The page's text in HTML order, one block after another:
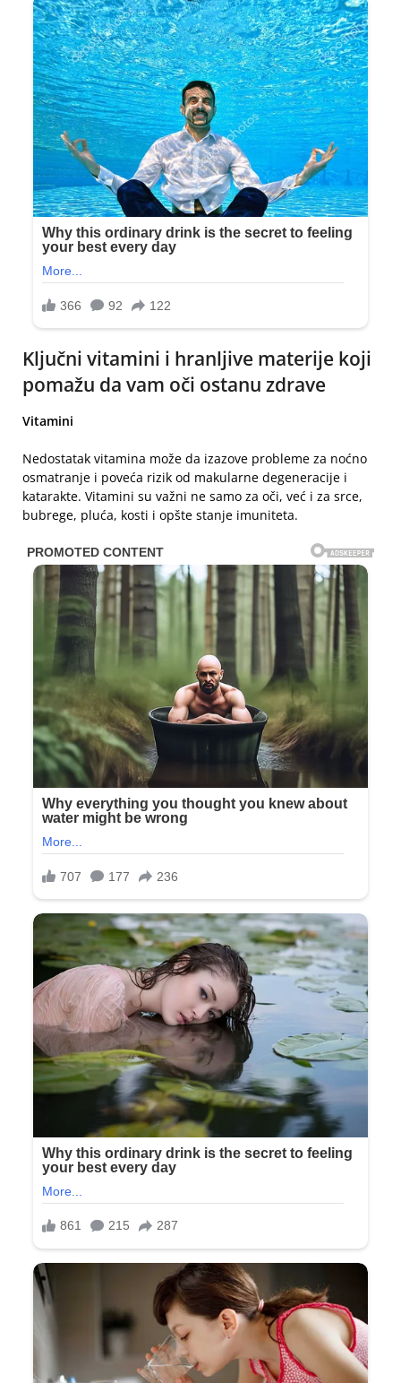
Ključni vitamini i hranljive materije koji
pomažu da vam oči ostanu zdrave
Vitamini
Nedostatak vitamina može da izazove probleme za noćno
osmatranje i poveća rizik od makularne degeneracije i
katarakte. Vitamini su važni ne samo za oči, već i za srce,
bubrege, pluća, kosti i opšte stanje imuniteta.